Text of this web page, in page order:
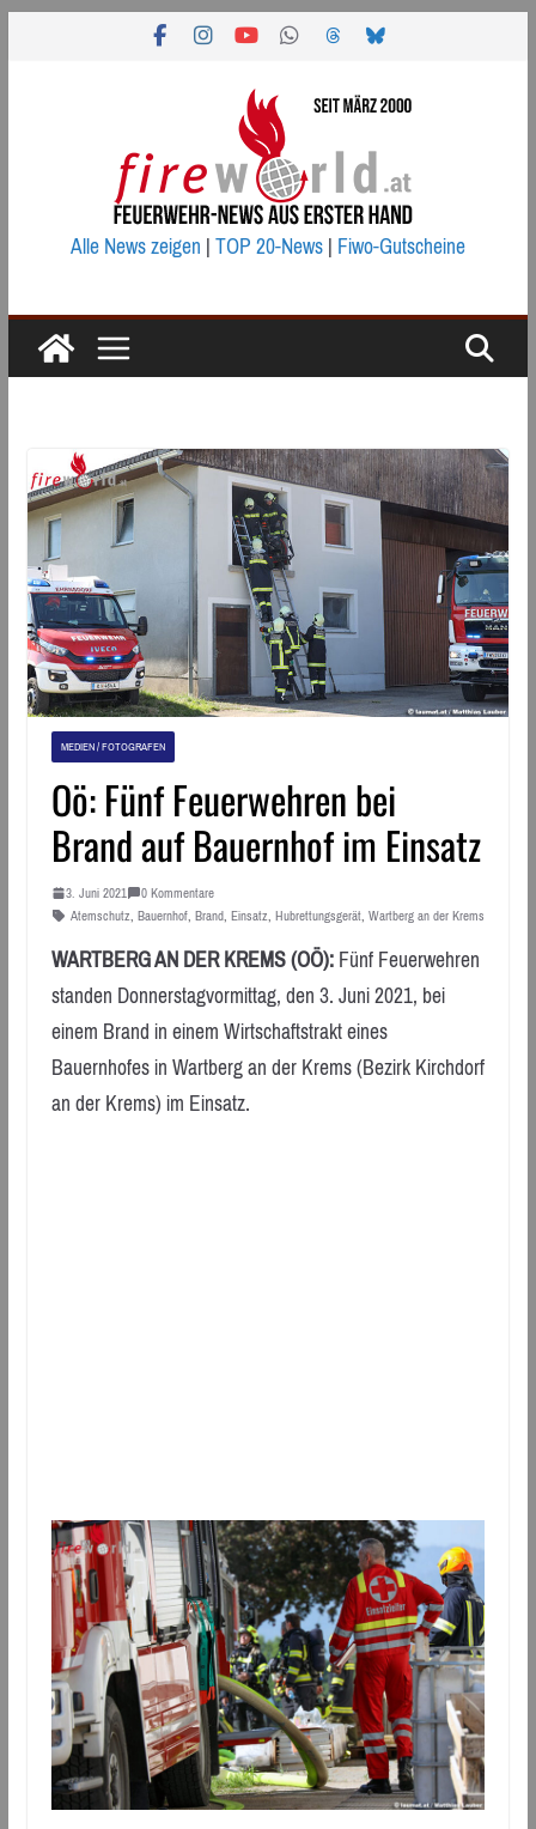
Alle News zeigen|TOP 20-News|Fiwo-Gutscheine
MEDIEN / FOTOGRAFEN
Oö: Fünf Feuerwehren bei
Brand auf Bauernhof im Einsatz
3. Juni 2021
0 Kommentare
Atemschutz, Bauernhof, Brand, Einsatz, Hubrettungsgerät, Wartberg an der Krems
WARTBERG AN DER KREMS (OÖ):Fünf Feuerwehren
standen Donnerstagvormittag, den 3. Juni 2021, bei
einem Brand in einem Wirtschaftstrakt eines
Bauernhofes in Wartberg an der Krems (Bezirk Kirchdorf
an der Krems) im Einsatz.